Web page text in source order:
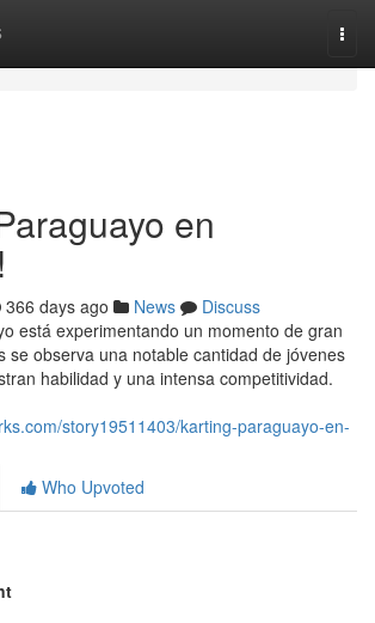
en
366 days ago News
Discuss
está experimentando un momento de gran
se observa una notable cantidad de jóvenes
habilidad y una intensa competitividad.
story19511403/karting-paraguayo-en-
Who Upvoted